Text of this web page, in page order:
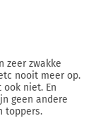
zeer zwakke
nooit meer op.
niet. En
geen andere
toppers.